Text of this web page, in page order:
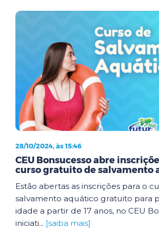
28/10/2024, às 15:46
CEU Bonsucesso abre
curso gratuito de salvamento
Estão abertas as inscrições para o
salvamento aquático gratuito para
idade a partir de 17 anos, no CEU
iniciati... [saiba mais]